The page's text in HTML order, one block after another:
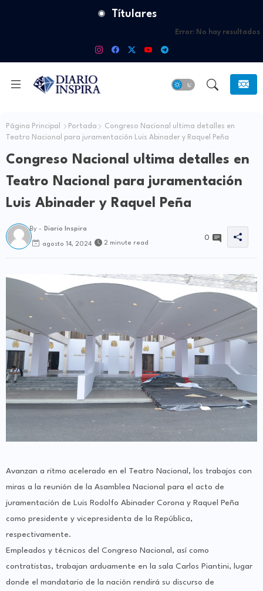
Títulares
Error: No hay resultados
Página Principal Portada
Congreso Nacional ultima detalles en
Teatro Nacional para juramentación Luis Abinader y Raquel Peña
Congreso Nacional ultima detalles en
Teatro Nacional para juramentación
Luis Abinader y Raquel Peña
By - Diario Inspira
agosto 14, 2024 2 minute read
0
Avanzan a ritmo acelerado en el Teatro Nacional, los trabajos con
miras a la reunión de la Asamblea Nacional para el acto de
juramentación de Luis Rodolfo Abinader Corona y Raquel Peña
como presidente y vicepresidenta de la República,
respectivamente.
Empleados y técnicos del Congreso Nacional, así como
contratistas, trabajan arduamente en la sala Carlos Piantini, lugar
donde el mandatario de la nación rendirá su discurso de